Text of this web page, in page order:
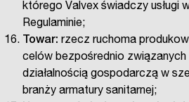
którego Valvex świadczy usługi
Regulaminie;
Towar: rzecz ruchoma
celów bezpośrednio
działalnością gospodarczą w
branży armatury sanitarnej;